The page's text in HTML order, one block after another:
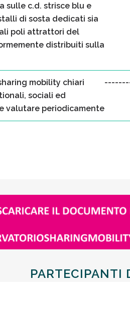
sulle c.d. strisce blu e
di sosta dedicati sia
poli attrattori del
distribuiti sulla
mobility chiari
sociali ed
valutare periodicamente
PARTECIPANTI